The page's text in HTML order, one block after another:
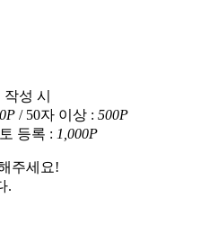
성 시
/ 50자 이상 : 500P
등록 : 1,000P
주세요!
.